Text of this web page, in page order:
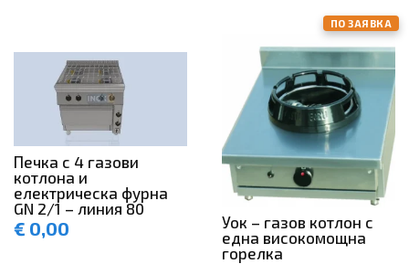
Печка с 4 газови
котлона и
електрическа фурна
GN 2/1 – линия 80
€ 0,00
ПО ЗАЯВКА
Уок – газов котлон с
една високомощна
горелка